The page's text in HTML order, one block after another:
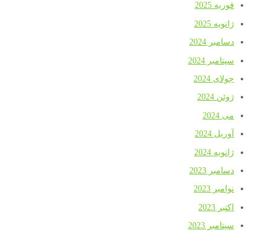
فوریه 2025
ژانویه 2025
دسامبر 2024
سپتامبر 2024
جولای 2024
ژوئن 2024
می 2024
آوریل 2024
ژانویه 2024
دسامبر 2023
نوامبر 2023
اکتبر 2023
سپتامبر 2023